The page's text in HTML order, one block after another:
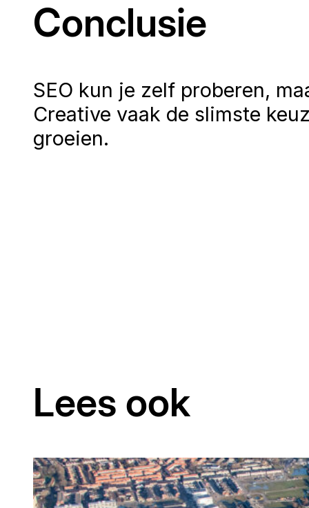
Conclusie
SEO kun je zelf proberen,
Creative vaak de slimste
groeien.
Lees ook